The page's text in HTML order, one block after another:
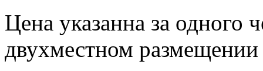
Цена указанна за одного
двухместном размещении